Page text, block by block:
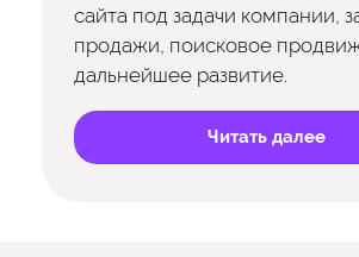
сайта под задачи компании,
продажи, поисковое
дальнейшее развитие.
Читать далее